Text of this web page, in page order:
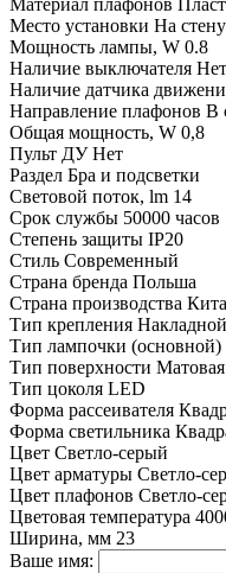
Материал плафонов
Место установки На стену
Мощность лампы, W 0.8
Наличие выключателя Нет
Наличие датчика
Направление плафонов В
Общая мощность, W 0,8
Пульт ДУ Нет
Раздел Бра и подсветки
Световой поток, lm 14
Срок службы 50000 часов
Степень защиты IP20
Стиль Современный
Страна бренда Польша
Страна производства
Тип крепления Накладной
Тип лампочки (основной)
Тип поверхности Матовая
Тип цоколя LED
Форма рассеивателя
Форма светильника
Цвет Светло-серый
Цвет арматуры Светло-
Цвет плафонов Светло-
Цветовая температура
Ширина, мм 23
Ваше имя: